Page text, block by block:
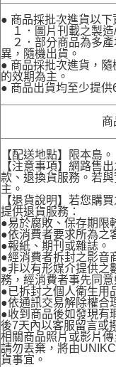
● 商品採批次進貨以下
１．圖片刊載之製造
２．部分商品為多產
異，隨機出貨。
● 商品採批次進貨，
的效期為主。
● 商品出貨均至少提供
商
【配送地點】限本島。
【注意事項】網路售
款、退換貨服務。若
主。
【退貨說明】若您購
提供退貨服務：
●易於腐敗、保存期限
●依消費者要求所為之
●報紙、期刊或雜誌。
●經消費者拆封之影音
●非以有形媒介提供之
務，經消費者事先同意
●已拆封之個人衛生用
●依通訊交易解除權合
●收到商品後如發現有
後7天內以客服留言或
相關商品照片或影片傳
請勿丟棄，將由
貨事宜。